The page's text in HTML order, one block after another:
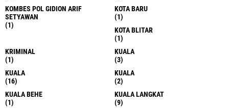
KOMBES POL GIDION ARIF
SETYAWAN
(1)
KOTA BARU
(1)
KOTA BLITAR
(1)
KRIMINAL
(1)
KUALA
(3)
KUALA
(16)
KUALA
(2)
KUALA BEHE
(1)
KUALA LANGKAT
(9)